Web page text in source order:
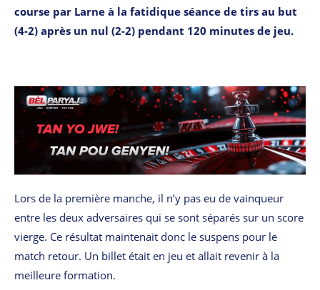
course par Larne à la fatidique séance de tirs au but
(4-2) après un nul (2-2) pendant 120 minutes de jeu.
Lors de la première manche, il n’y pas eu de vainqueur
entre les deux adversaires qui se sont séparés sur un score
vierge. Ce résultat maintenait donc le suspens pour le
match retour. Un billet était en jeu et allait revenir à la
meilleure formation.